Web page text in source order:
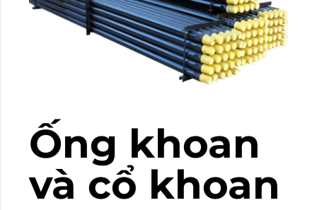
Ống khoan
và cổ khoan